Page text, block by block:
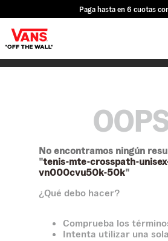
Paga hasta en 6 cuotas
No encontramos ningún
"tenis-mte-crosspath-
vn000cvu50k-50k"
¿Qué debo hacer?
Comprueba los
Intenta utilizar una